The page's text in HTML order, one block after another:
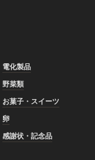
電化製品
野菜類
お菓子・スイーツ
卵
感謝状・記念品